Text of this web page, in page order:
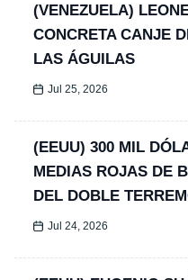
(VENEZUELA)
CONCRETA CANJE
LAS ÁGUILAS
Jul 25, 2026
(EEUU) 300 MIL
MEDIAS ROJAS DE
DEL DOBLE
Jul 24, 2026